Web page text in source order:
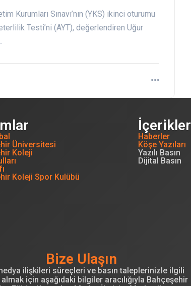
Kurumları Sınavı’nın (YKS) ikinci oturumu
Testi’ni (AYT), değerlendiren Uğur
Üniversitesi
Koleji
Koleji Spor Kulübü
İçerikler
Haberler
Köşe Yazıları
Yazılı Basın
Dijital Basın
Bize Ulaşın
ilişkileri süreçleri ve basın taleplerinizle ilgili
için aşağıdaki bilgiler aracılığıyla Bahçeşehir